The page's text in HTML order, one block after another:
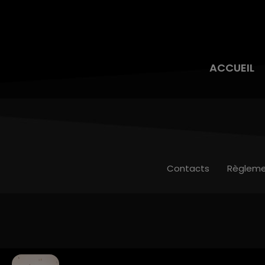
ACCUEIL
Contacts